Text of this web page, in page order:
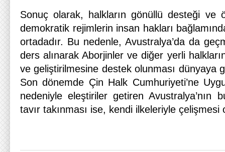
Sonuç olarak, halkların gönüllü desteği ve
demokratik rejimlerin insan hakları
ortadadır. Bu nedenle, Avustralya’da da
ders alınarak Aborjinler ve diğer yerli
ve geliştirilmesine destek olunması dünyaya
Son dönemde Çin Halk Cumhuriyeti’ne
nedeniyle eleştiriler getiren Avustralya’nın
tavır takınması ise, kendi ilkeleriyle çelişmesi